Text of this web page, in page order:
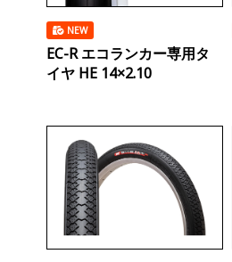
NEW
EC-R エコランカー専用タ
イヤ HE 14×2.10